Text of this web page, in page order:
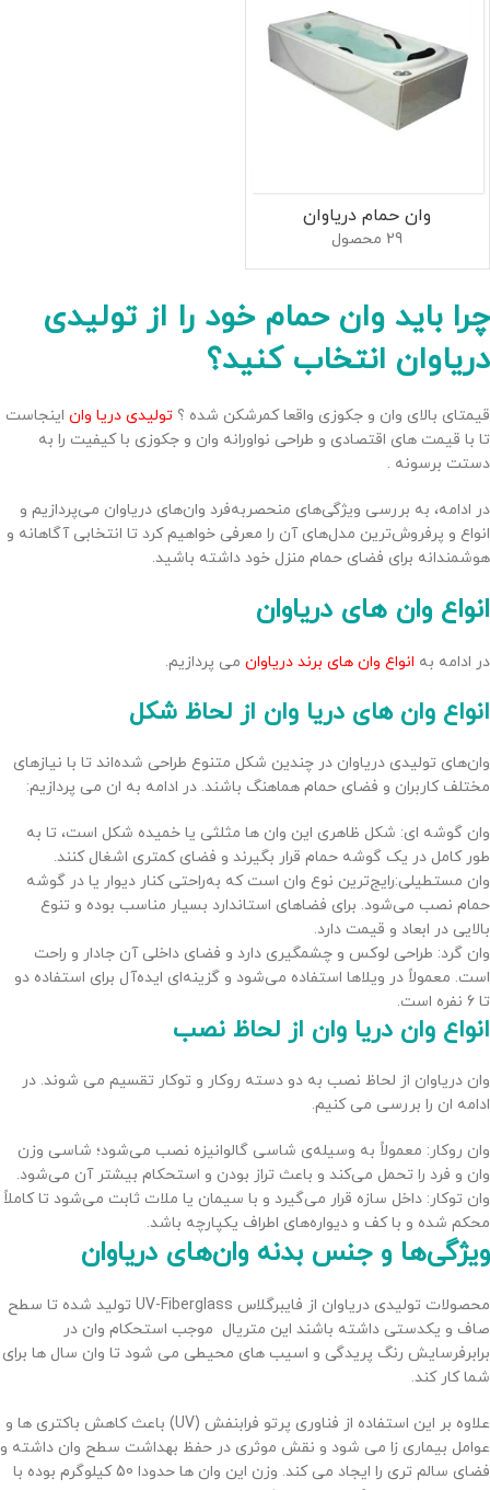
وان حمام دریاوان
29 محصول
چرا باید وان حمام خود را از تولیدی
دریاوان انتخاب کنید؟
قیمتای بالای وان و جکوزی واقعا کمرشکن شده ؟ تولیدی دریا وان اینجاست
تا با قیمت های اقتصادی و طراحی نواورانه وان و جکوزی با کیفیت را به
دستت برسونه .
در ادامه، به بررسی ویژگی‌های منحصربه‌فرد وان‌های دریاوان می‌پردازیم و
انواع و پرفروش‌ترین مدل‌های آن را معرفی خواهیم کرد تا انتخابی آگاهانه و
هوشمندانه برای فضای حمام منزل خود داشته باشید.
انواع وان های دریاوان
در ادامه به انواع وان های برند دریاوان می پردازیم.
انواع وان های دریا وان از لحاظ شکل
وان‌های تولیدی دریاوان در چندین شکل متنوع طراحی شده‌اند تا با نیازهای
مختلف کاربران و فضای حمام هماهنگ باشند. در ادامه به ان می پردازیم:
وان گوشه ای: شکل ظاهری این وان ها مثلثی یا خمیده شکل است، تا به
طور کامل در یک گوشه حمام قرار بگیرند و فضای کمتری اشغال کنند.
وان مستطیلی:رایج‌ترین نوع وان است که به‌راحتی کنار دیوار یا در گوشه
حمام نصب می‌شود. برای فضاهای استاندارد بسیار مناسب بوده و تنوع
بالایی در ابعاد و قیمت دارد.
وان گرد: طراحی لوکس و چشمگیری دارد و فضای داخلی آن جادار و راحت
است. معمولاً در ویلاها استفاده می‌شود و گزینه‌ای ایده‌آل برای استفاده دو
تا 6 نفره است.
انواع وان دریا وان از لحاظ نصب
وان دریاوان از لحاظ نصب به دو دسته روکار و توکار تقسیم می شوند. در
ادامه ان را بررسی می کنیم.
وان روکار: معمولاً به وسیله‌ی شاسی گالوانیزه نصب می‌شود؛ شاسی وزن
وان و فرد را تحمل می‌کند و باعث تراز بودن و استحکام بیشتر آن می‌شود.
وان توکار: داخل سازه قرار می‌گیرد و با سیمان یا ملات ثابت می‌شود تا کاملاً
محکم شده و با کف و دیواره‌های اطراف یکپارچه باشد.
ویژگی‌ها و جنس بدنه وان‌های دریاوان
محصولات تولیدی دریاوان از فایبرگلاس UV-Fiberglass تولید شده تا سطح
صاف و یکدستی داشته باشند این متریال موجب استحکام وان در
برابرفرسایش رنگ پریدگی و اسیب های محیطی می شود تا وان سال ها برای
شما کار کند.
علاوه بر این استفاده از فناوری پرتو فرابنفش (UV) باعث کاهش باکتری ها و
عوامل بیماری زا می شود و نقش موثری در حفظ بهداشت سطح وان داشته و
فضای سالم تری را ایجاد می کند. وزن این وان ها حدودا 50 کیلوگرم بوده با